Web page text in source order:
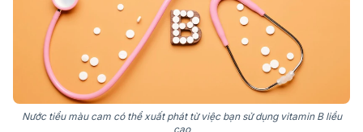
Nước tiểu màu cam có thể xuất phát từ việc bạn sử dụng vitamin B liều
cao